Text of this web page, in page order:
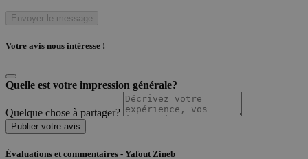
Envoyer le message
Votre avis nous intéresse !
Quelle est votre impression générale?
Quelque chose à partager?
Publier votre avis
Évaluations et commentaires - Yafout Zineb